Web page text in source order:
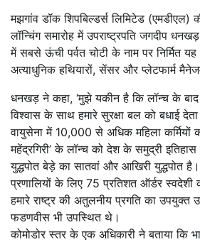
मझगांव डॉक शिपबिल्डर्स लिमिटेड (एमडीएल)
लॉन्चिंग समारोह में उपराष्ट्रपति जगदीप
में सबसे ऊंची पर्वत चोटी के नाम पर निर्मित
अत्याधुनिक हथियारों, सेंसर और प्लेटफार्म
धनखड़ ने कहा, ‘मुझे यकीन है कि लॉन्च के बाद
विश्वास के साथ हमारे सुरक्षा बल को बधाई
वायुसेना में 10,000 से अधिक महिला कर्मियों
महेंद्रगिरी’ के लॉन्च को देश के समुद्री
युद्धपोत बेड़े का सातवां और आखिरी युद्धपोत
प्रणालियों के लिए 75 प्रतिशत ऑर्डर स्वदेशी
हमारे राष्ट्र की अतुलनीय प्रगति का उपयुक्त
फडणवीस भी उपस्थित थे।
कोमोडोर स्तर के एक अधिकारी ने बताया